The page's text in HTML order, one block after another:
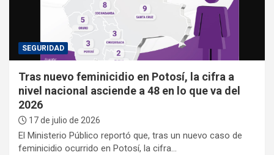
SEGURIDAD
Tras nuevo feminicidio en Potosí, la cifra a
nivel nacional asciende a 48 en lo que va del
2026
17 de julio de 2026
El Ministerio Público reportó que, tras un nuevo caso de
feminicidio ocurrido en Potosí, la cifra…